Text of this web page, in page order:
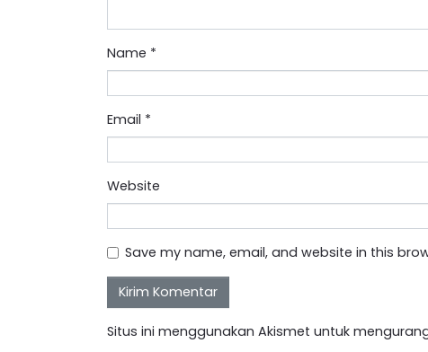
Name *
Email *
Website
Save my name, email, and website in this
Situs ini menggunakan Akismet untuk